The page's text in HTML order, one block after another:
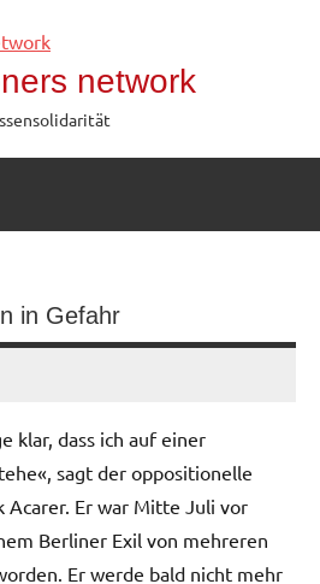
network
in Gefahr
klar, dass ich auf einer
sagt der oppositionelle
Acarer. Er war Mitte Juli vor
Berliner Exil von mehreren
Er werde bald nicht mehr